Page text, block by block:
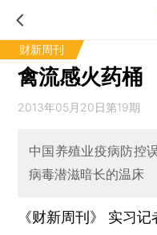
财新周刊
禽流感火药桶
2013年05月20日第19期
中国养殖业疫病防控
病毒潜滋暗长的温床
《财新周刊》 实习